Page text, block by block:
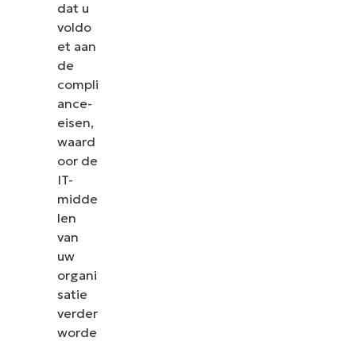
dat u
voldo
et aan
de
compli
ance-
eisen,
waard
oor de
IT-
midde
len
van
uw
organi
satie
verder
worde